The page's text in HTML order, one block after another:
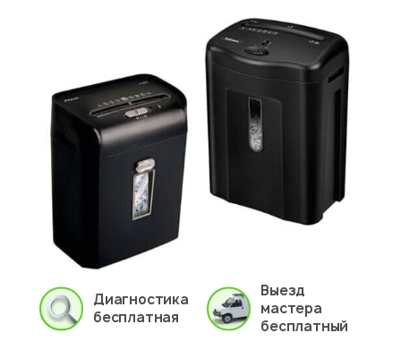
Диагностика
бесплатная
Выезд
мастера
бесплатный